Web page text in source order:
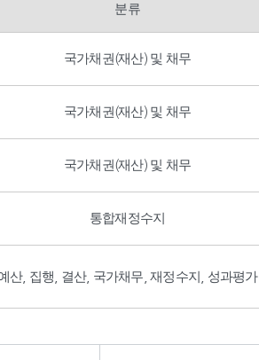
분류
국가채권(재산) 및 채무
국가채권(재산) 및 채무
국가채권(재산) 및 채무
통합재정수지
산, 집행, 결산, 국가채무, 재정수지, 성과평가